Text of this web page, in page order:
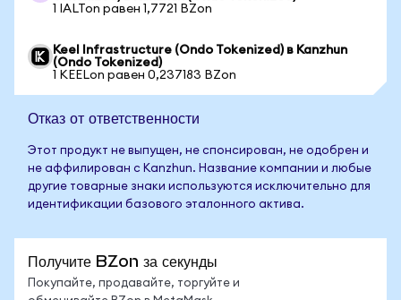
1 IALTon равен 1,7721 BZon
Keel Infrastructure (Ondo Tokenized) в Kanzhun
(Ondo Tokenized)
1 KEELon равен 0,237183 BZon
Отказ от ответственности
Этот продукт не выпущен, не спонсирован, не одобрен и
не аффилирован с Kanzhun. Название компании и любые
другие товарные знаки используются исключительно для
идентификации базового эталонного актива.
Получите BZon за секунды
Покупайте, продавайте, торгуйте и